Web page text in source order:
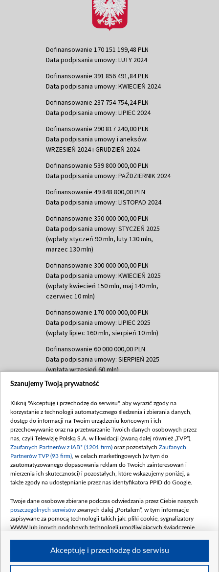
Dofinansowanie 170 151 199,48 PLN
Data podpisania umowy: LUTY 2024
Dofinansowanie 391 856 491,84 PLN
Data podpisania umowy: KWIECIEŃ 2024
Dofinansowanie 237 754 754,24 PLN
Data podpisania umowy: LIPIEC 2024
Dofinansowanie 290 817 240,00 PLN
Data podpisania umowy i aneksów:
WRZESIEŃ 2024 i GRUDZIEŃ 2024
Dofinansowanie 539 800 000,00 PLN
Data podpisania umowy: PAŹDZIERNIK 2024
Dofinansowanie 49 848 800,00 PLN
Data podpisania umowy: LISTOPAD 2024
Dofinansowanie 350 000 000,00 PLN
Data podpisania umowy: STYCZEŃ 2025
(wpłaty styczeń 90 mln, luty 130 mln,
marzec 130 mln)
Dofinansowanie 300 000 000,00 PLN
Data podpisania umowy: KWIECIEŃ 2025
(wpłaty kwiecień 150 mln, maj 140 mln,
czerwiec 10 mln)
Dofinansowanie 170 000 000,00 PLN
Data podpisania umowy: LIPIEC 2025
(wpłaty lipiec 160 mln, sierpień 10 mln)
Dofinansowanie 60 000 000,00 PLN
Data podpisania umowy: SIERPIEŃ 2025
(wpłata wrzesień 60 mln)
Dofinansowanie 635 783 051,21 PLN
(wpłata wrzesień 100 mln, październik 350
mln, listopad 265 mln)
Dofinansowanie 48 862 000,00 PLN
Data podpisania umowy: GRUDZIEŃ 2025
(wpłata grudzień 60,548 mln)
Dofinansowanie 900 000 000,00 PLN
Data podpisania umowy: LUTY 2026 (wpłata
kwiecień 180 mln, 7 maja 180 mln, 8
czerwca 90 mln)
Dofinansowanie 250 000 000,00 PLN
4 sierpnia 250 mln
Szanujemy Twoją prywatność
Kliknij "Akceptuję i przechodzę do serwisu", aby wyrazić zgody na
korzystanie z technologii automatycznego śledzenia i zbierania danych,
dostęp do informacji na Twoim urządzeniu końcowym i ich
przechowywanie oraz na przetwarzanie Twoich danych osobowych przez
nas, czyli Telewizję Polską S.A. w likwidacji (zwaną dalej również „TVP”),
Zaufanych Partnerów z IAB* (1201 firm) oraz pozostałych Zaufanych
Partnerów TVP (93 firm) , w celach marketingowych (w tym do
zautomatyzowanego dopasowania reklam do Twoich zainteresowań i
mierzenia ich skuteczności) i pozostałych, które wskazujemy poniżej, a
także zgody na udostępnianie przez nas identyfikatora PPID do Google.
Twoje dane osobowe zbierane podczas odwiedzania przez Ciebie naszych
poszczególnych serwisów zwanych dalej „Portalem”, w tym informacje
zapisywane za pomocą technologii takich jak: pliki cookie, sygnalizatory
WWW lub innych podobnych technologii umożliwiających świadczenie
Akceptuję i przechodzę do serwisu